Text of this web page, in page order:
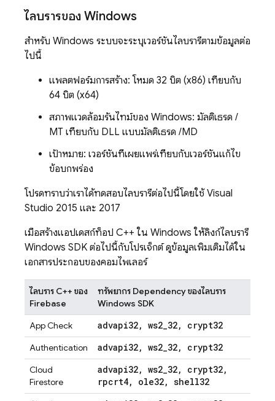
ไลบรารีของ Windows
สำหรับ Windows ระบบจะระบุเวอร์ชันไลบรารีตามข้อมูลต่อ
ไปนี้
แพลตฟอร์มการสร้าง: โหมด 32 บิต (x86) เทียบกับ
64 บิต (x64)
สภาพแวดล้อมรันไทม์ของ Windows: มัลติเธรด /
MT เทียบกับ DLL แบบมัลติเธรด /MD
เป้าหมาย: เวอร์ชันที่เผยแพร่เทียบกับเวอร์ชันแก้ไข
ข้อบกพร่อง
โปรดทราบว่าเราได้ทดสอบไลบรารีต่อไปนี้โดยใช้ Visual
Studio 2015 และ 2017
เมื่อสร้างแอปเดสก์ท็อป C++ ใน Windows ให้ลิงก์ไลบรารี
Windows SDK ต่อไปนี้กับโปรเจ็กต์ ดูข้อมูลเพิ่มเติมได้ใน
เอกสารประกอบของคอมไพเลอร์
ไลบรารี C++ ของ
Firebase
ทรัพยากร Dependency ของไลบรารี
Windows SDK
App Check
advapi32, ws2_32, crypt32
Authentication advapi32, ws2_32, crypt32
Cloud
Firestore
advapi32, ws2_32, crypt32,
rpcrt4, ole32, shell32